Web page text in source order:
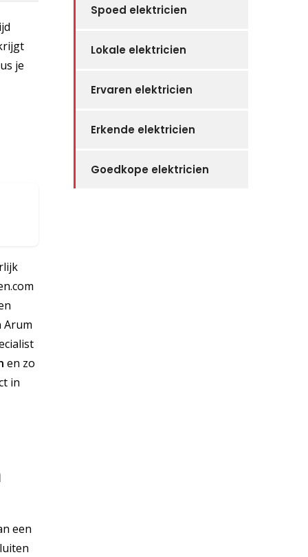
je
Arum
en zo
in
een
Spoed elektricien
Lokale elektricien
Ervaren elektricien
Erkende elektricien
Goedkope elektricien